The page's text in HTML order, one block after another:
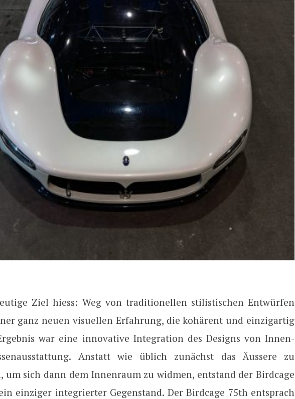
Ziel hiess: Weg von traditionellen stilistischen Entwürfen
ganz neuen visuellen Erfahrung, die kohärent und einzigartig
war eine innovative Integration des Designs von Innen-
Anstatt wie üblich zunächst das Äussere zu
um sich dann dem Innenraum zu widmen, entstand der Birdcage
einziger integrierter Gegenstand. Der Birdcage 75th entsprach